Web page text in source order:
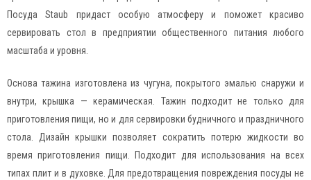
Посуда Staub придаст особую атмосферу и поможет красиво
сервировать стол в предприятии общественного питания любого
масштаба и уровня.
Основа тажина изготовлена из чугуна, покрытого эмалью снаружи и
внутри, крышка — керамическая. Тажин подходит не только для
приготовления пищи, но и для сервировки будничного и праздничного
стола. Дизайн крышки позволяет сократить потерю жидкости во
время приготовления пищи. Подходит для использования на всех
типах плит и в духовке. Для предотвращения повреждения посуды не